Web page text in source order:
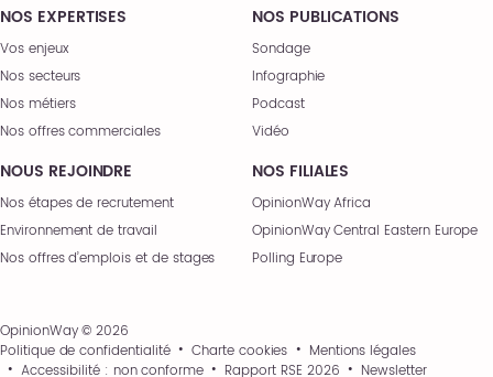
NOS EXPERTISES
Vos enjeux
Nos secteurs
Nos métiers
Nos offres commerciales
NOS PUBLICATIONS
Sondage
Infographie
Podcast
Vidéo
NOUS REJOINDRE
Nos étapes de recrutement
Environnement de travail
Nos offres d’emplois et de stages
NOS FILIALES
OpinionWay Africa
OpinionWay Central Eastern Europe
Polling Europe
OpinionWay © 2026
Politique de confidentialité
Charte cookies
Mentions légales
Accessibilité : non conforme
Rapport RSE 2026 Newsletter